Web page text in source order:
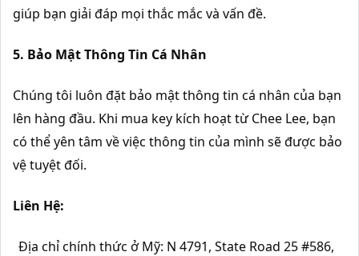
giúp bạn giải đáp mọi thắc mắc và vấn đề.
5. Bảo Mật Thông Tin Cá Nhân
Chúng tôi luôn đặt bảo mật thông tin cá nhân của bạn
lên hàng đầu. Khi mua key kích hoạt từ Chee Lee, bạn
có thể yên tâm về việc thông tin của mình sẽ được bảo
vệ tuyệt đối.
Liên Hệ:
Địa chỉ chính thức ở Mỹ: N 4791, State Road 25 #586,